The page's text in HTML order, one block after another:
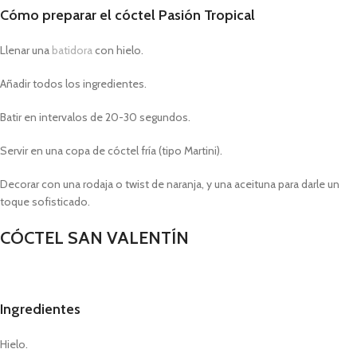
Cómo preparar el cóctel Pasión Tropical
Llenar una batidora con hielo.
Añadir todos los ingredientes.
Batir en intervalos de 20-30 segundos.
Servir en una copa de cóctel fría (tipo Martini).
Decorar con una rodaja o twist de naranja, y una aceituna para darle un
toque sofisticado.
CÓCTEL SAN VALENTÍN
Ingredientes
Hielo.